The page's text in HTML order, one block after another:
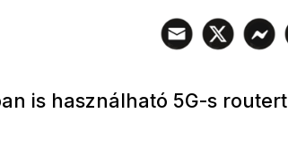
is használható 5G-s routert